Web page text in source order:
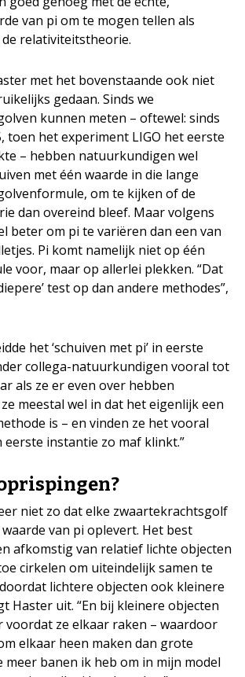
van pi om te mogen tellen als
relativiteitstheorie.
met het bovenstaande ook niet
gedaan. Sinds we
kunnen meten – oftewel: sinds
toen het experiment LIGO het eerste
– hebben natuurkundigen wel
met één waarde in die lange
om te kijken of de
dan overeind bleef. Maar volgens
beter om pi te variëren dan een van
Pi komt namelijk niet op één
voor, maar op allerlei plekken. “Dat
test op dan andere methodes”,
het ‘schuiven met pi’ in eerste
collega-natuurkundigen vooral tot
als ze er even over hebben
meestal wel in dat het eigenlijk een
is – en vinden ze het vooral
eerste instantie zo maf klinkt.”
niet zo dat elke zwaartekrachtsgolf
van pi oplevert. Het best
afkomstig van relatief lichte objecten
cirkelen om uiteindelijk samen te
lichtere objecten ook kleinere
Haster uit. “En bij kleinere objecten
ze elkaar raken – waardoor
elkaar heen maken dan grote
meer banen ik heb om in mijn model